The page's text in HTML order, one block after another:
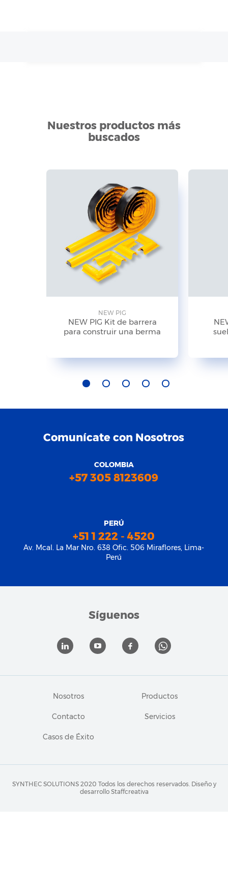
Nuestros productos más
buscados
NEW PIG
NEW PIG Kit de barrera
para construir una berma
Comunícate con Nosotros
COLOMBIA
+57 305 8123609
PERÚ
+51 1 222 - 4520
Av. Mcal. La Mar Nro. 638 Ofic. 506 Miraflores, Lima-
Perú
Síguenos
Nosotros Productos
Contacto Servicios
Casos de Éxito
SYNTHEC SOLUTIONS 2020 Todos los derechos reservados. Diseño y
desarrollo Staffcreativa